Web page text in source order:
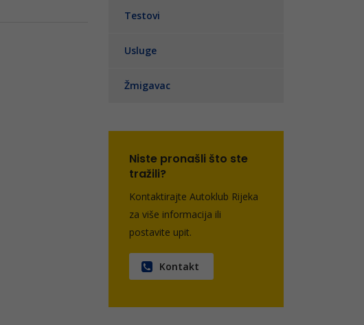
Testovi
Usluge
Žmigavac
Niste pronašli što ste
tražili?
Kontaktirajte Autoklub Rijeka
za više informacija ili
postavite upit.
Kontakt